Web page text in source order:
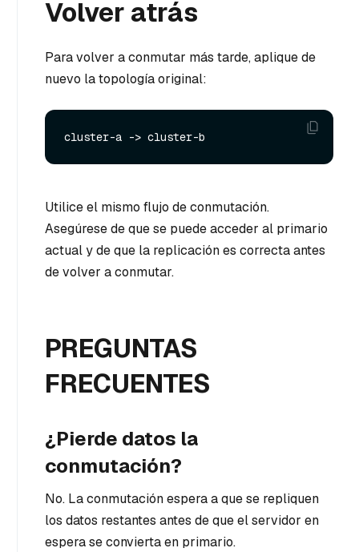
Volver atrás
Para volver a conmutar más tarde, aplique de
nuevo la topología original:
Utilice el mismo flujo de conmutación.
Asegúrese de que se puede acceder al primario
actual y de que la replicación es correcta antes
de volver a conmutar.
PREGUNTAS
FRECUENTES
¿Pierde datos la
conmutación?
No. La conmutación espera a que se repliquen
los datos restantes antes de que el servidor en
espera se convierta en primario.